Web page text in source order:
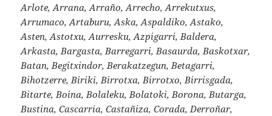
Arlote, Arrana, Arraño, Arrecho, Arrekutxus,
Arrumaco, Artaburu, Aska, Aspaldiko, Astako,
Asten, Astotxu, Aurresku, Azpigarri, Baldera,
Arkasta, Bargasta, Barregarri, Basaurda, Baskotxar,
Batan, Begitxindor, Berakatzegun, Betagarri,
Bihotzerre, Biriki, Birrotxa, Birrotxo, Birrisgada,
Bitarte, Boina, Bolaleku, Bolatoki, Borona, Butarga,
Bustina, Cascarria, Castañiza, Corada, Derroñar,